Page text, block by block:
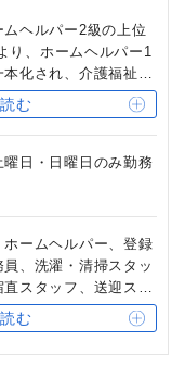
ヘルパー2級の上位
り、ホームヘルパー1
化され、介護福祉士
護職員基礎研修修了
の受講を一部免除さ
む
日・日曜日のみ勤務
ームヘルパー、登録
、洗濯・清掃スタッ
スタッフ、送迎スタ
圧師
異なります
む